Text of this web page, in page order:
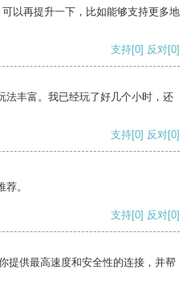
以再提升一下，比如能够支持更多地
支持[0] 反对[0]
法丰富。我已经玩了好几个小时，还
支持[0] 反对[0]
。
支持[0] 反对[0]
提供最高速度和安全性的连接，并帮